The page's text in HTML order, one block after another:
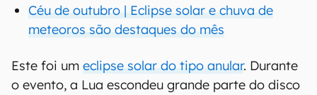
Céu de outubro | Eclipse solar e chuva de
meteoros são destaques do mês
Este foi um eclipse solar do tipo anular. Durante
o evento, a Lua escondeu grande parte do disco